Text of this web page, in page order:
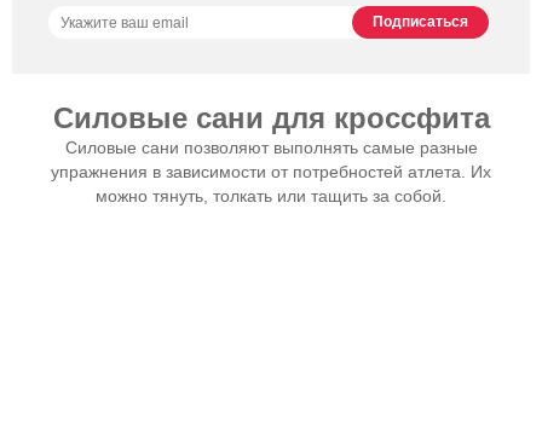
Силовые сани для кроссфита
Силовые сани позволяют выполнять самые разные
упражнения в зависимости от потребностей атлета. Их
можно тянуть, толкать или тащить за собой.